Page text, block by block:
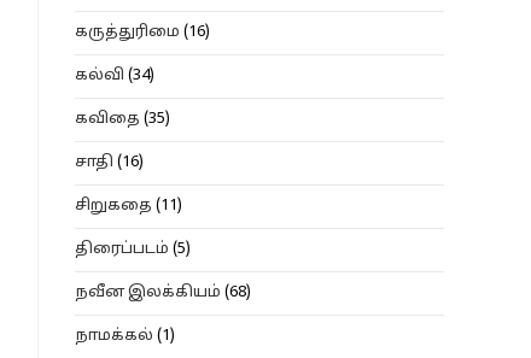
கருத்துரிமை (16)
கல்வி (34)
கவிதை (35)
சாதி (16)
சிறுகதை (11)
திரைப்படம் (5)
நவீன இலக்கியம் (68)
நாமக்கல் (1)